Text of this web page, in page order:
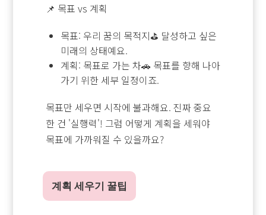
📌 목표 vs 계획
목표: 우리 꿈의 목적지⛳ 달성하고 싶은
미래의 상태예요.
계획: 목표로 가는 차🚗 목표를 향해 나아
가기 위한 세부 일정이죠.
목표만 세우면 시작에 불과해요. 진짜 중요
한 건 '실행력'! 그럼 어떻게 계획을 세워야
목표에 가까워질 수 있을까요?
계획 세우기 꿀팁